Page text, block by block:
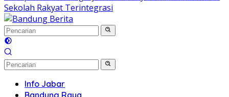
Sekolah Rakyat Terintegrasi
Info Jabar
Bandung Raya